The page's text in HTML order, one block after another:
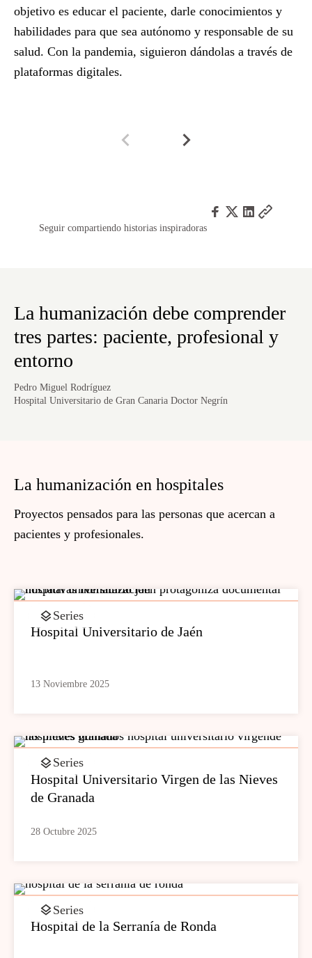
objetivo es educar el paciente, darle conocimientos y
habilidades para que sea autónomo y responsable de su
salud. Con la pandemia, siguieron dándolas a través de
plataformas digitales.
Seguir compartiendo historias inspiradoras
La humanización debe comprender
tres partes: paciente, profesional y
entorno
Pedro Miguel Rodríguez
Hospital Universitario de Gran Canaria Doctor Negrín
La humanización en hospitales
Proyectos pensados para las personas que acercan a
pacientes y profesionales.
Series
Hospital Universitario de Jaén
13 Noviembre 2025
Series
Hospital Universitario Virgen de las Nieves
de Granada
28 Octubre 2025
Series
Hospital de la Serranía de Ronda